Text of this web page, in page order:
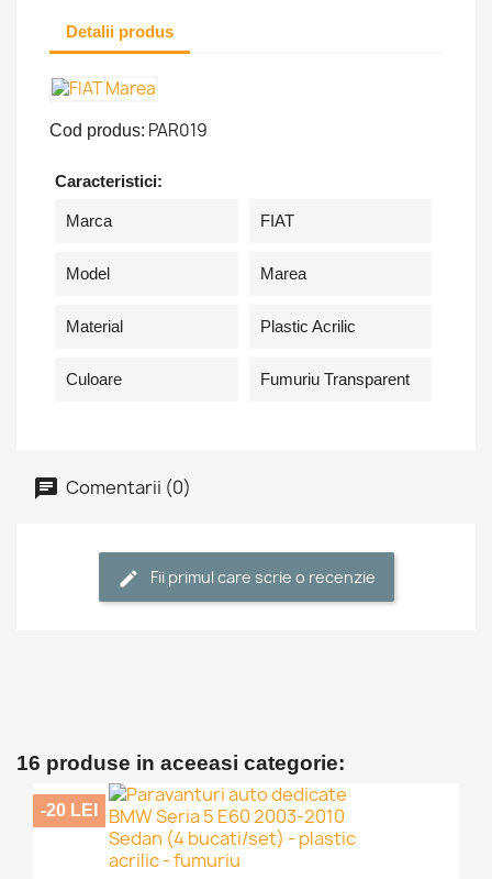
Detalii produs
Cod produs: PAR019
Caracteristici:
Marca FIAT
Model Marea
Material Plastic Acrilic
Culoare Fumuriu Transparent
Comentarii (0)
Fii primul care scrie o recenzie
16 produse in aceeasi categorie:
-20 LEI